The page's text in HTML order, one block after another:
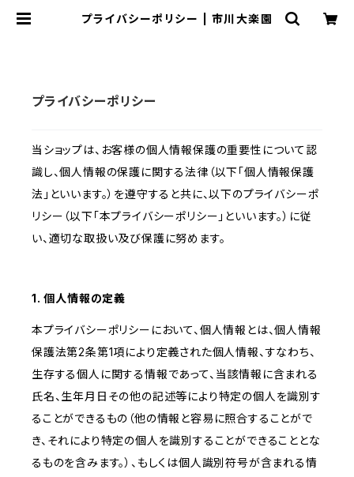
プライバシーポリシー | 市川大楽園
プライバシーポリシー
当ショップは、お客様の個人情報保護の重要性について認
識し、個人情報の保護に関する法律（以下「個人情報保護
法」といいます。）を遵守すると共に、以下のプライバシーポ
リシー（以下「本プライバシーポリシー」といいます。）に従
い、適切な取扱い及び保護に努めます。
1. 個人情報の定義
本プライバシーポリシーにおいて、個人情報とは、個人情報
保護法第2条第1項により定義された個人情報、すなわち、
生存する個人に関する情報であって、当該情報に含まれる
氏名、生年月日その他の記述等により特定の個人を識別す
ることができるもの（他の情報と容易に照合することがで
き、それにより特定の個人を識別することができることとな
るものを含みます。）、もしくは個人識別符号が含まれる情